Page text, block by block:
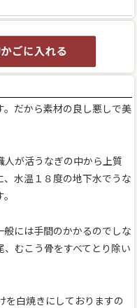
だから素材の良し悪しで美
が活うなぎの中から上質
水温１８度の地下水でうな
には手間のかかるのでしな
むこう骨をすべてとり除い
を白焼きにしておりますの